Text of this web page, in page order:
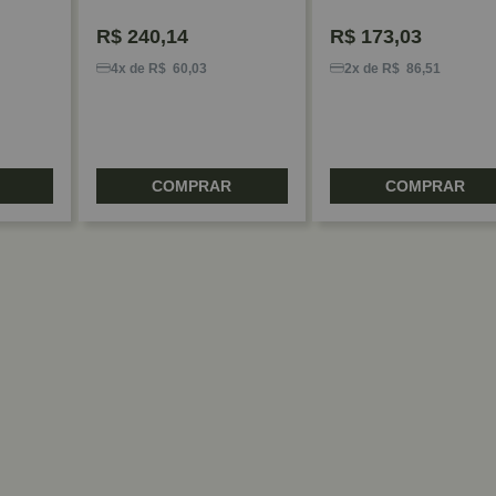
R$240,14
4x de R$ 60,03
COMPRAR
R$173,03
2x de R$ 86,51
COMPRAR